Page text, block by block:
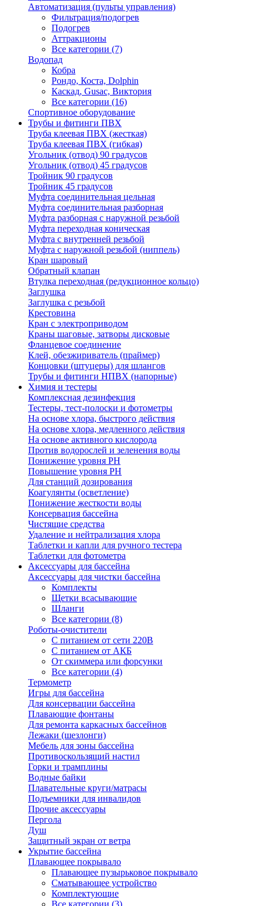
Автоматизация (пульты управления)
Фильтрация/подогрев
Подогрев
Аттракционы
Все категории (7)
Водопад
Кобра
Рондо, Коста, Dolphin
Каскад, Gusac, Виктория
Все категории (16)
Спортивное оборудование
Трубы и фитинги ПВХ
Труба клеевая ПВХ (жесткая)
Труба клеевая ПВХ (гибкая)
Угольник (отвод) 90 градусов
Угольник (отвод) 45 градусов
Тройник 90 градусов
Тройник 45 градусов
Муфта соединительная цельная
Муфта соединительная разборная
Муфта разборная с наружной резьбой
Муфта переходная коническая
Муфта с внутренней резьбой
Муфта с наружной резьбой (ниппель)
Кран шаровый
Обратный клапан
Втулка переходная (редукционное кольцо)
Заглушка
Заглушка с резьбой
Крестовина
Кран с электроприводом
Краны шаговые, затворы дисковые
Фланцевое соединение
Клей, обезжириватель (праймер)
Концовки (штуцеры) для шлангов
Трубы и фитинги НПВХ (напорные)
Химия и тестеры
Комплексная дезинфекция
Тестеры, тест-полоски и фотометры
На основе хлора, быстрого действия
На основе хлора, медленного действия
На основе активного кислорода
Против водорослей и зеленения воды
Понижение уровня РН
Повышение уровня РН
Для станций дозирования
Коагулянты (осветление)
Понижение жесткости воды
Консервация бассейна
Чистящие средства
Удаление и нейтрализация хлора
Таблетки и капли для ручного тестера
Таблетки для фотометра
Аксессуары для бассейна
Аксессуары для чистки бассейна
Комплекты
Щетки всасывающие
Шланги
Все категории (8)
Роботы-очистители
С питанием от сети 220В
С питанием от АКБ
От скиммера или форсунки
Все категории (4)
Термометр
Игры для бассейна
Для консервации бассейна
Плавающие фонтаны
Для ремонта каркасных бассейнов
Лежаки (шезлонги)
Мебель для зоны бассейна
Противоскользящий настил
Горки и трамплины
Водные байки
Плавательные круги/матрасы
Подъемники для инвалидов
Прочие аксессуары
Пергола
Душ
Защитный экран от ветра
Укрытие бассейна
Плавающее покрывало
Плавающее пузырьковое покрывало
Сматывающее устройство
Комплектующие
Все категории (3)